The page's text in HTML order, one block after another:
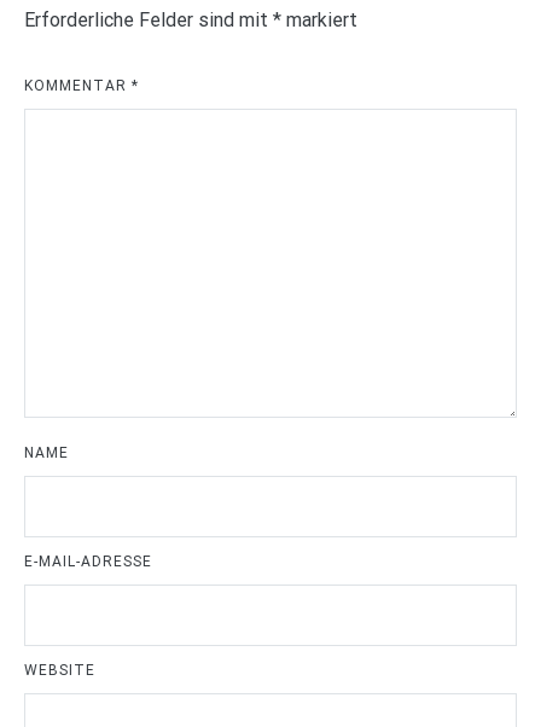
Erforderliche Felder sind mit * markiert
KOMMENTAR *
NAME
E-MAIL-ADRESSE
WEBSITE